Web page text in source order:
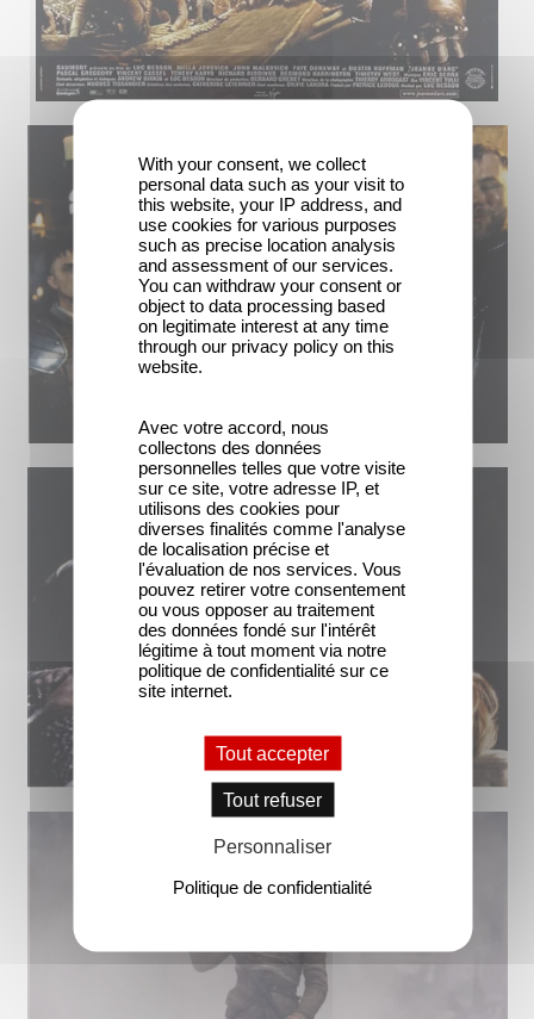
With your consent, we collect
personal data such as your visit to
this website, your IP address, and
use cookies for various purposes
such as precise location analysis
and assessment of our services.
You can withdraw your consent or
object to data processing based
on legitimate interest at any time
through our privacy policy on this
website.
Avec votre accord, nous
collectons des données
personnelles telles que votre visite
sur ce site, votre adresse IP, et
utilisons des cookies pour
diverses finalités comme l'analyse
de localisation précise et
l'évaluation de nos services. Vous
pouvez retirer votre consentement
ou vous opposer au traitement
des données fondé sur l'intérêt
légitime à tout moment via notre
politique de confidentialité sur ce
site internet.
Tout accepter
Tout refuser
Personnaliser
Politique de confidentialité